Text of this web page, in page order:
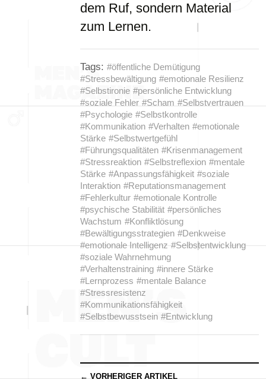
dem Ruf, sondern Material
zum Lernen.
Tags: #öffentliche Demütigung
#Stressbewältigung #emotionale Resilienz
#Selbstironie #persönliche Entwicklung
#soziale Fehler #Scham #Selbstvertrauen
#Psychologie #Selbstkontrolle
#Kommunikation #Verhalten #emotionale
Stärke #Selbstwertgefühl
#Führungsqualitäten #Krisenmanagement
#Stressreaktion #Selbstreflexion #mentale
Stärke #Anpassungsfähigkeit #soziale
Interaktion #Reputationsmanagement
#Fehlerkultur #emotionale Kontrolle
#psychische Stabilität #persönliches
Wachstum #Konfliktlösung
#Bewältigungsstrategien #Denkweise
#emotionale Intelligenz #Selbstentwicklung
#soziale Wahrnehmung
#Verhaltenstraining #innere Stärke
#Lernprozess #mentale Balance
#Stressresistenz
#Kommunikationsfähigkeit
#Selbstbewusstsein #Entwicklung
← VORHERIGER ARTIKEL